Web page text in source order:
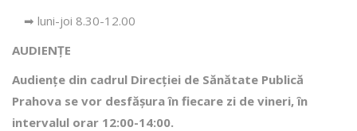
➡ luni-joi 8.30-12.00
AUDIENȚE
Audiențe din cadrul Direcţiei de Sănătate Publică
Prahova se vor desfăşura în fiecare zi de vineri, în
intervalul orar 12:00-14:00.